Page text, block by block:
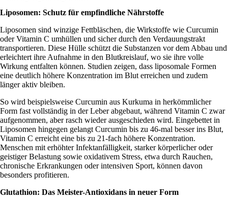
Liposomen: Schutz für empfindliche Nährstoffe
Liposomen sind winzige Fettbläschen, die Wirkstoffe wie Curcumin
oder Vitamin C umhüllen und sicher durch den Verdauungstrakt
transportieren. Diese Hülle schützt die Substanzen vor dem Abbau und
erleichtert ihre Aufnahme in den Blutkreislauf, wo sie ihre volle
Wirkung entfalten können. Studien zeigen, dass liposomale Formen
eine deutlich höhere Konzentration im Blut erreichen und zudem
länger aktiv bleiben.
So wird beispielsweise Curcumin aus Kurkuma in herkömmlicher
Form fast vollständig in der Leber abgebaut, während Vitamin C zwar
aufgenommen, aber rasch wieder ausgeschieden wird. Eingebettet in
Liposomen hingegen gelangt Curcumin bis zu 46-mal besser ins Blut,
Vitamin C erreicht eine bis zu 21-fach höhere Konzentration.
Menschen mit erhöhter Infektanfälligkeit, starker körperlicher oder
geistiger Belastung sowie oxidativem Stress, etwa durch Rauchen,
chronische Erkrankungen oder intensiven Sport, können davon
besonders profitieren.
Glutathion: Das Meister-Antioxidans in neuer Form